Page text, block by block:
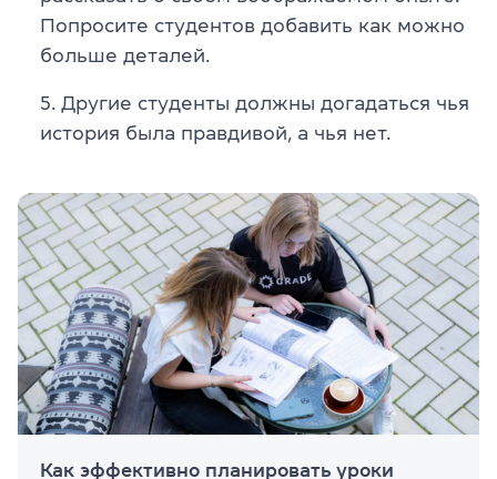
Попросите студентов добавить как можно
больше деталей.
Другие студенты должны догадаться чья
история была правдивой, а чья нет.
Как эффективно планировать уроки